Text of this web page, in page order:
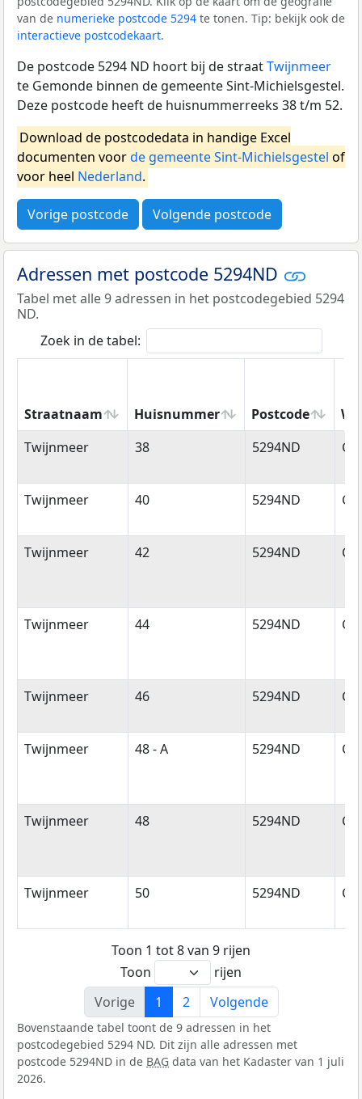
van de numerieke postcode 5294 te tonen. Tip: bekijk ook de
interactieve postcodekaart.
De postcode 5294 ND hoort bij de straatTwijnmeer
te Gemonde binnen de gemeente Sint-Michielsgestel.
Deze postcode heeft de huisnummerreeks 38 t/m 52.
Download de postcodedata in handige Excel
documenten voorde gemeente Sint-Michielsgestel of
voor heel Nederland.
Vorige postcode Volgende postcode
Adressen met postcode 5294ND
Tabel met alle 9 adressen in het postcodegebied 5294
ND.
Zoek in de tabel:
Straatnaam Huisnummer Postcode
Straatnaam
Huisnummer Postcode
Twijnmeer 38 5294ND
Twijnmeer 40 5294ND
Twijnmeer 42 5294ND
Twijnmeer 44 5294ND
Twijnmeer 46 5294ND
Twijnmeer 48 - A 5294ND
Twijnmeer 48 5294ND
Twijnmeer 50 5294ND
Toon 1 tot 8 van 9 rijen
Toon
rijen
Vorige
1 2 Volgende
Bovenstaande tabel toont de 9 adressen in het
postcodegebied 5294 ND. Dit zijn alle adressen met
postcode 5294ND in de BAG data van het Kadaster van 1 juli
2026.